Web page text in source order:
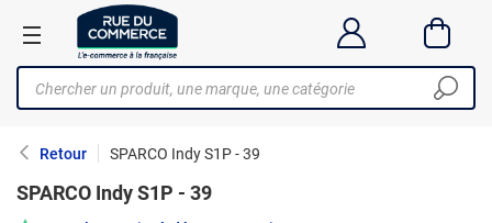
Retour SPARCO Indy S1P - 39
SPARCO Indy S1P - 39